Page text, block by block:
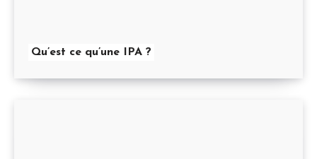
Qu’est ce qu’une IPA ?